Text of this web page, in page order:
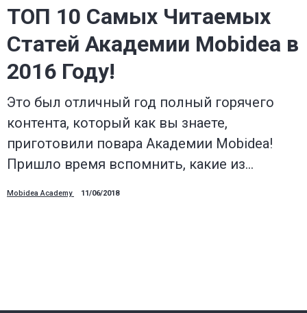
ТОП 10 Самых Читаемых
Статей Академии Mobidea в
2016 Году!
Это был отличный год полный горячего
контента, который как вы знаете,
приготовили повара Академии Mobidea!
Пришло время вспомнить, какие из…
Mobidea Academy 11/06/2018